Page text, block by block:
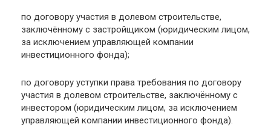
по договору участия в долевом строительстве,
заключённому с застройщиком (юридическим лицом,
за исключением управляющей компании
инвестиционного фонда);
по договору уступки права требования по договору
участия в долевом строительстве, заключённому с
инвестором (юридическим лицом, за исключением
управляющей компании инвестиционного фонда).